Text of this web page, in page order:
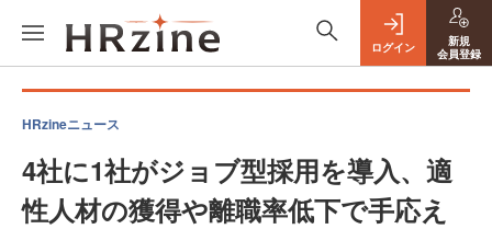
ログイン
新規
会員登録
HRzineニュース
4社に1社がジョブ型採用を導入、適
性人材の獲得や離職率低下で手応え